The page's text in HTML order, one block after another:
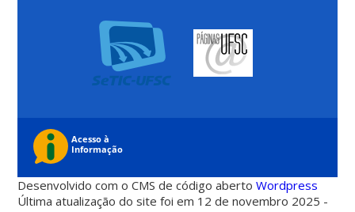
Desenvolvido com o CMS de código abertoWordpress
Última atualização do site foi em 12 de novembro 2025 -